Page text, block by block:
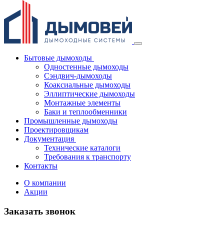
Бытовые дымоходы
Одностенные дымоходы
Сэндвич-дымоходы
Коаксиальные дымоходы
Эллиптические дымоходы
Монтажные элементы
Баки и теплообменники
Промышленные дымоходы
Проектировщикам
Документация
Технические каталоги
Требования к транспорту
Контакты
О компании
Акции
Заказать звонок